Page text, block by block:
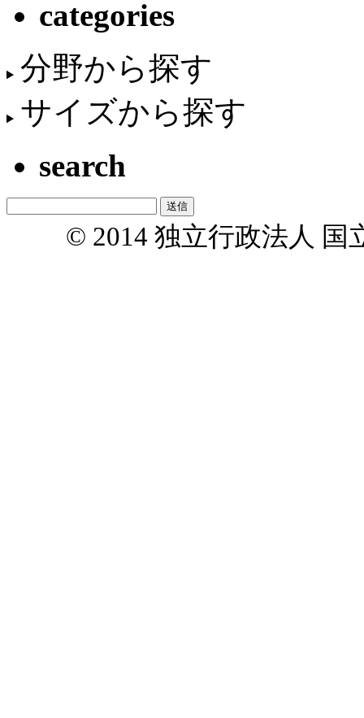
categories
分野から探す
サイズから探す
search
© 2014 独立行政法人 国